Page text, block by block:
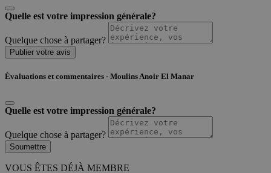
Quelle est votre impression générale?
Quelque chose à partager?
Publier votre avis
Évaluations et commentaires - Moulins Anoir El Manar
Quelle est votre impression générale?
Quelque chose à partager?
Soumettre
VOUS ÊTES DÉJÀ MEMBRE